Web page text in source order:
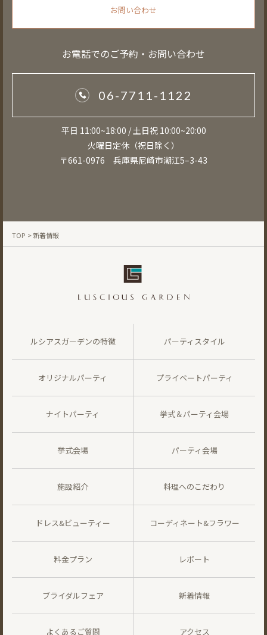
お問い合わせ
お電話でのご予約・お問い合わせ
06-7711-1122
平日 11:00~18:00 / 土日祝 10:00~20:00
火曜日定休（祝日除く）
〒661-0976 兵庫県尼崎市潮江5–3-43
TOP > 新着情報
ルシアスガーデンの特徴 パーティスタイル
オリジナルパーティ プライベートパーティ
ナイトパーティ 挙式＆パーティ会場
挙式会場 パーティ会場
施設紹介 料理へのこだわり
ドレス&ビューティー コーディネート&フラワー
料金プラン レポート
ブライダルフェア 新着情報
よくあるご質問 アクセス